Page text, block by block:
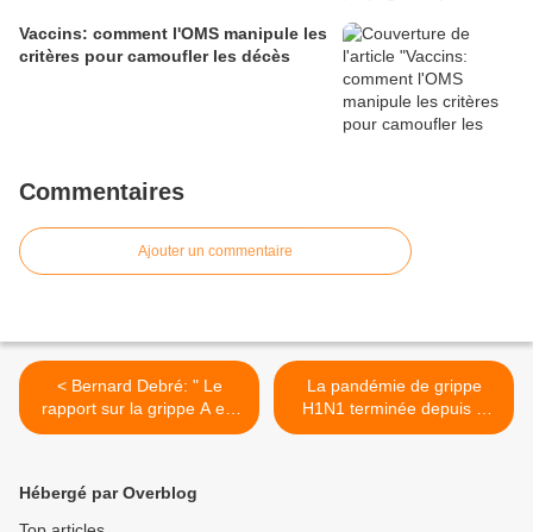
Vaccins: comment l'OMS manipule les
critères pour camoufler les décès
Commentaires
Ajouter un commentaire
< Bernard Debré: " Le
rapport sur la grippe A est
une mascarade"
La pandémie de grippe
H1N1 terminée depuis 6
mois en Belgique >
Hébergé par Overblog